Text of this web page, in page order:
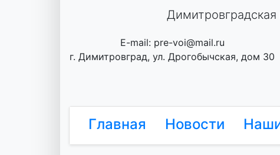
E-mail: pre-voi@mail.ru
г. Димитровград, ул. Дрогобычская, дом 30
Главная Новости